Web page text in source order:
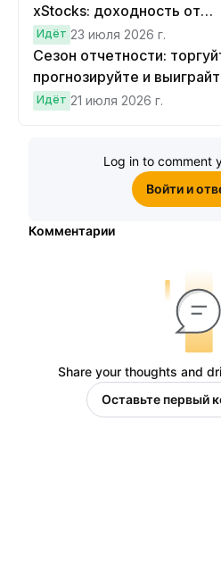
xStocks: доходность от
прогнозов
Идёт 23 июля 2026 г.
Сезон отчетности:
прогнозируйте и
Cybertruck!
Идёт 21 июля 2026 г.
Log in to comment
Войти и
Комментарии
Share your thoughts and
Оставьте первый